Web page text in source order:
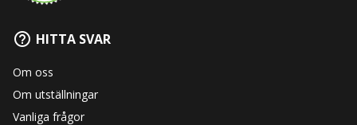
HITTA SVAR
Om oss
Om utställningar
Vanliga frågor